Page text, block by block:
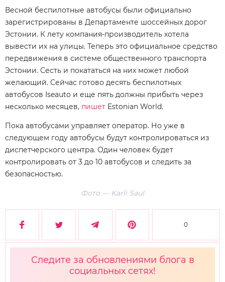
Весной беспилотные автобусы были официально
зарегистрированы в Департаменте шоссейных дорог
Эстонии. К лету компания-производитель хотела
вывести их на улицы. Теперь это официальное средство
передвижения в системе общественного транспорта
Эстонии. Сесть и покататься на них может любой
желающий. Сейчас готово десять беспилотных
автобусов Iseauto и еще пять должны прибыть через
несколько месяцев, пишет Estonian World.
Пока автобусами управляет оператор. Но уже в
следующем году автобусы будут контролироваться из
диспетчерского центра. Один человек будет
контролировать от 3 до 10 автобусов и следить за
безопасностью.
Фото — Karli Saul
0
Следите за обновлениями блога в
социальных сетях!